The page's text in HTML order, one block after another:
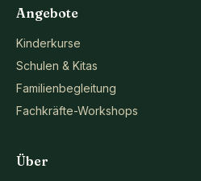
Angebote
Kinderkurse
Schulen & Kitas
Familienbegleitung
Fachkräfte-Workshops
Über